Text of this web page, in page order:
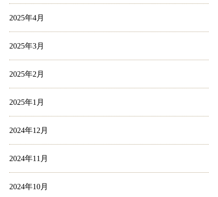
2025年4月
2025年3月
2025年2月
2025年1月
2024年12月
2024年11月
2024年10月